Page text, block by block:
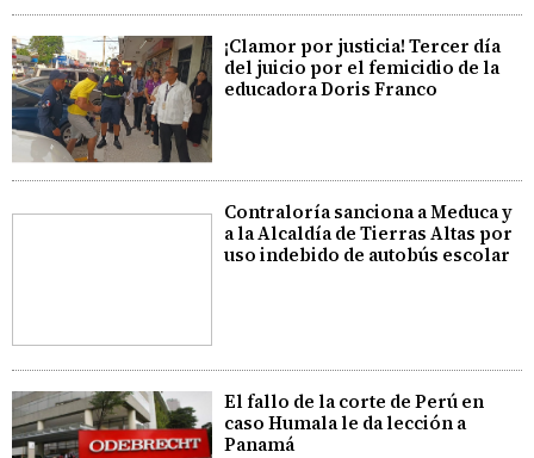
¡Clamor por justicia! Tercer día
del juicio por el femicidio de la
educadora Doris Franco
Contraloría sanciona a Meduca y
a la Alcaldía de Tierras Altas por
uso indebido de autobús escolar
El fallo de la corte de Perú en
caso Humala le da lección a
Panamá